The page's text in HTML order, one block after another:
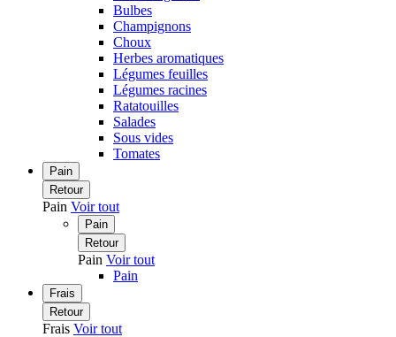
Bulbes
Champignons
Choux
Herbes aromatiques
Légumes feuilles
Légumes racines
Ratatouilles
Salades
Sous vides
Tomates
Pain
Retour
Pain Voir tout
Pain
Retour
Pain Voir tout
Pain
Frais
Retour
Frais Voir tout